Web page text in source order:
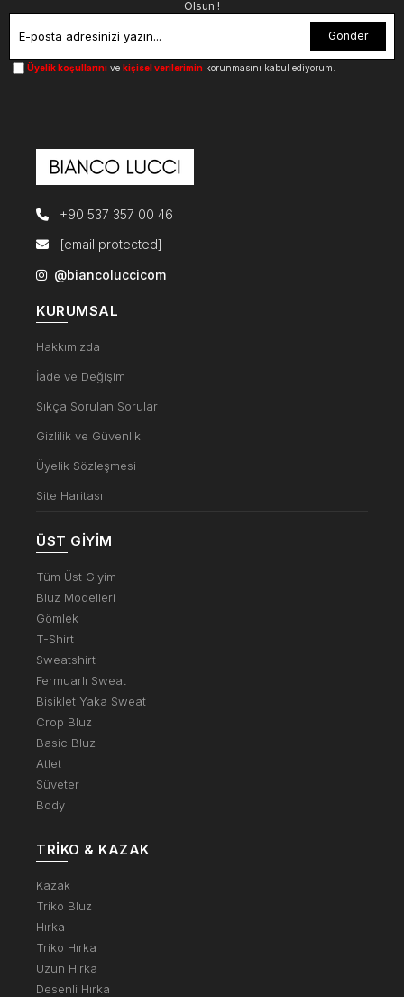
Olsun !
Gönder
Üyelik koşullarını ve kişisel verilerimin korunmasını kabul ediyorum.
+90 537 357 00 46
[email protected]
@biancoluccicom
KURUMSAL
Hakkımızda
İade ve Değişim
Sıkça Sorulan Sorular
Gizlilik ve Güvenlik
Üyelik Sözleşmesi
Site Haritası
ÜST GIYIM
Tüm Üst Giyim
Bluz Modelleri
Gömlek
T-Shirt
Sweatshirt
Fermuarlı Sweat
Bisiklet Yaka Sweat
Crop Bluz
Basic Bluz
Atlet
Süveter
Body
TRIKO & KAZAK
Kazak
Triko Bluz
Hırka
Triko Hırka
Uzun Hırka
Desenli Hırka